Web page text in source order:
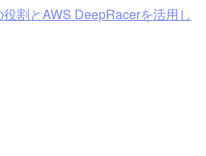
割とAWS DeepRacerを活用し